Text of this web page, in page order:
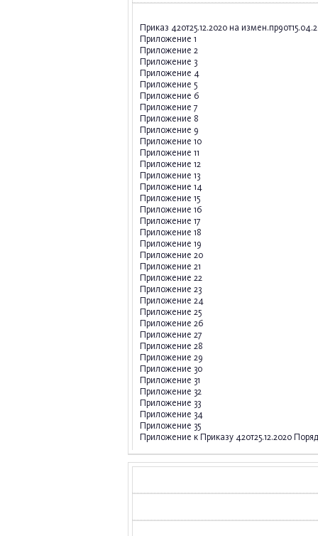
Приказ 42от25.12.2020 на
Приложение 1
Приложение 2
Приложение 3
Приложение 4
Приложение 5
Приложение 6
Приложение 7
Приложение 8
Приложение 9
Приложение 10
Приложение 11
Приложение 12
Приложение 13
Приложение 14
Приложение 15
Приложение 16
Приложение 17
Приложение 18
Приложение 19
Приложение 20
Приложение 21
Приложение 22
Приложение 23
Приложение 24
Приложение 25
Приложение 26
Приложение 27
Приложение 28
Приложение 29
Приложение 30
Приложение 31
Приложение 32
Приложение 33
Приложение 34
Приложение 35
Приложение к Приказу 42от25.12.2020